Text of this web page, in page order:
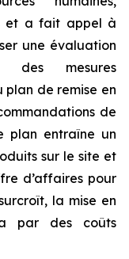
et a fait appel à
une évaluation
des mesures
de remise en
de
plan entraîne un
sur le site et
d’affaires pour
la mise en
par des coûts